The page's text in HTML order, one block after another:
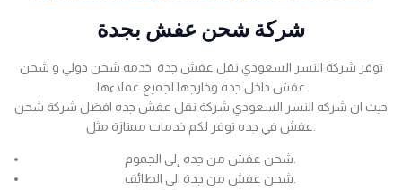
شركة شحن عفش بجدة
توفر شركة النسر السعودي نقل عفش جدة خدمه شحن دولي و شحن
عفش داخل جده وخارجها لجميع عملاءها
حيث ان شركه النسر السعودي شركة نقل عفش جده افضل شركة شحن
عفش في جده توفر لكم خدمات ممتازة مثل.
شحن عفش من جده إلى الجموم.
شحن عفش من جدة الى الطائف.